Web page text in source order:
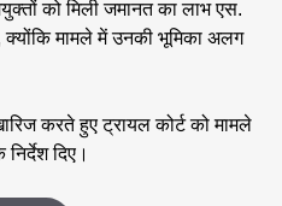
को मिली जमानत का लाभ एस.
क्योंकि मामले में उनकी भूमिका अलग
करते हुए ट्रायल कोर्ट को मामले
दिए।